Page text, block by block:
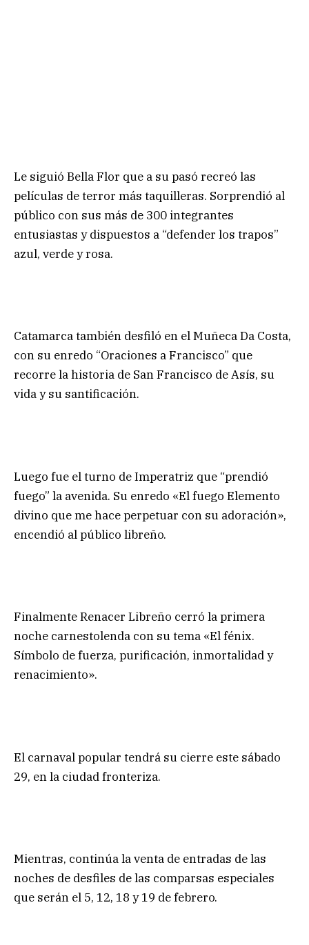
Le siguió Bella Flor que a su pasó recreó las
películas de terror más taquilleras. Sorprendió al
público con sus más de 300 integrantes
entusiastas y dispuestos a “defender los trapos”
azul, verde y rosa.
Catamarca también desfiló en el Muñeca Da Costa,
con su enredo “Oraciones a Francisco” que
recorre la historia de San Francisco de Asís, su
vida y su santificación.
Luego fue el turno de Imperatriz que “prendió
fuego” la avenida. Su enredo «El fuego Elemento
divino que me hace perpetuar con su adoración»,
encendió al público libreño.
Finalmente Renacer Libreño cerró la primera
noche carnestolenda con su tema «El fénix.
Símbolo de fuerza, purificación, inmortalidad y
renacimiento».
El carnaval popular tendrá su cierre este sábado
29, en la ciudad fronteriza.
Mientras, continúa la venta de entradas de las
noches de desfiles de las comparsas especiales
que serán el 5, 12, 18 y 19 de febrero.